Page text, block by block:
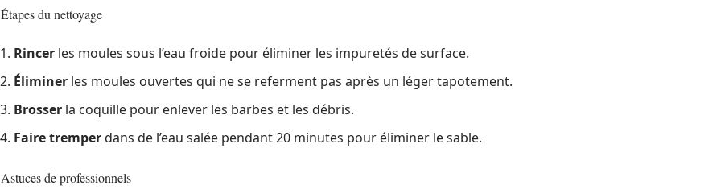
Étapes du nettoyage
Rincer les moules sous l’eau froide pour éliminer les impuretés de surface.
Éliminer les moules ouvertes qui ne se referment pas après un léger tapotement.
Brosser la coquille pour enlever les barbes et les débris.
Faire tremperdans de l’eau salée pendant 20 minutes pour éliminer le sable.
Astuces de professionnels